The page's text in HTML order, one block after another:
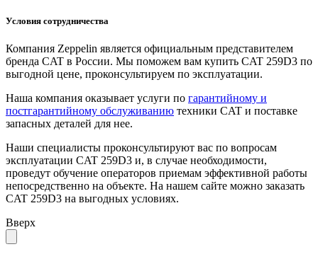
Условия сотрудничества
Компания Zeppelin является официальным представителем
бренда CAT в России. Мы поможем вам купить CAT 259D3 по
выгодной цене, проконсультируем по эксплуатации.
Наша компания оказывает услуги по гарантийному и
постгарантийному обслуживанию техники CAT и поставке
запасных деталей для нее.
Наши специалисты проконсультируют вас по вопросам
эксплуатации CAT 259D3 и, в случае необходимости,
проведут обучение операторов приемам эффективной работы
непосредственно на объекте. На нашем сайте можно заказать
CAT 259D3 на выгодных условиях.
Вверх